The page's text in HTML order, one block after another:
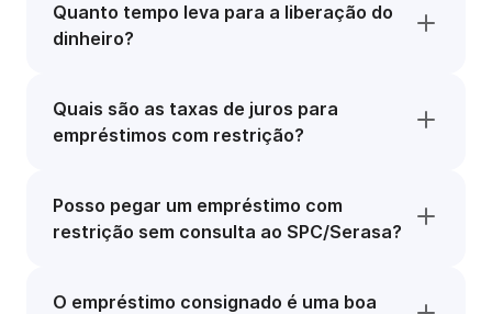
Quanto tempo leva para a liberação do
dinheiro?
Quais são as taxas de juros para
empréstimos com restrição?
Posso pegar um empréstimo com
restrição sem consulta ao SPC/Serasa?
O empréstimo consignado é uma boa